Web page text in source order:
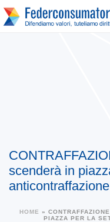
scenderà in
HOME »
PIAZZA PER LA